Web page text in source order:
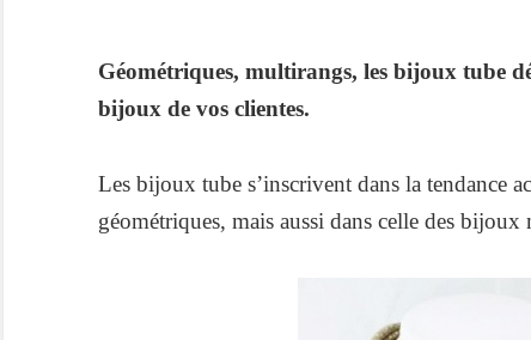
Géométriques, multirangs, les bijoux tube
bijoux de vos clientes.
Les bijoux tube s’inscrivent dans la tendance
géométriques, mais aussi dans celle des bijoux